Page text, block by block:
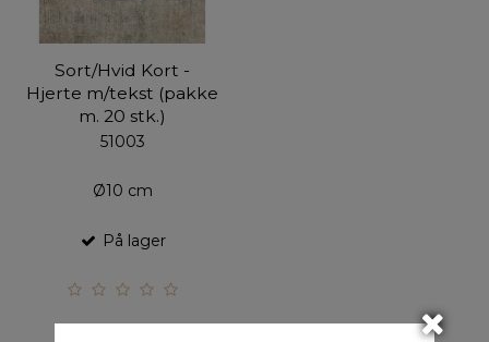
Sort/Hvid Kort -
Hjerte m/tekst (pakke
m. 20 stk.)
51003
Ø10 cm
På lager